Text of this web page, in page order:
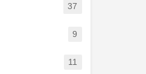
37
9
11